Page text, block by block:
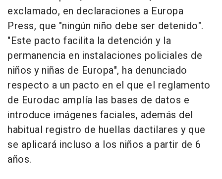
exclamado, en declaraciones a Europa
Press, que "ningún niño debe ser detenido".
"Este pacto facilita la detención y la
permanencia en instalaciones policiales de
niños y niñas de Europa", ha denunciado
respecto a un pacto en el que el reglamento
de Eurodac amplía las bases de datos e
introduce imágenes faciales, además del
habitual registro de huellas dactilares y que
se aplicará incluso a los niños a partir de 6
años.